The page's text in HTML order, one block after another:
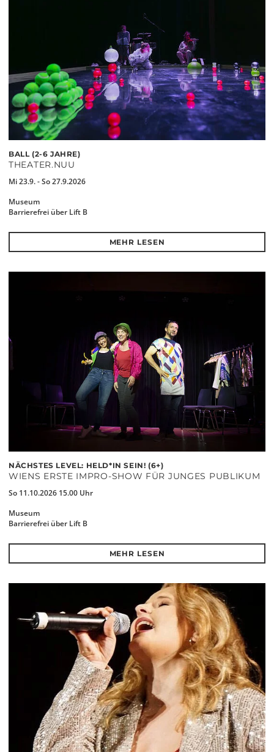
BALL (2-6 JAHRE)
THEATER.NUU
Mi 23.9. - So 27.9.2026
Museum
Barrierefrei über Lift B
MEHR LESEN
NÄCHSTES LEVEL: HELD*IN SEIN! (6+)
WIENS ERSTE IMPRO-SHOW FÜR JUNGES PUBLIKUM
So 11.10.2026 15.00 Uhr
Museum
Barrierefrei über Lift B
MEHR LESEN